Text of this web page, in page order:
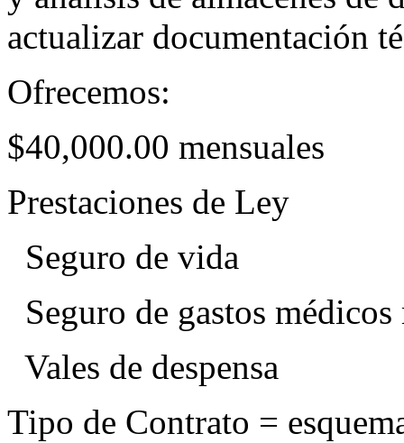
actualizar documentación
Ofrecemos:
$40,000.00 mensuales
Prestaciones de Ley
Seguro de vida
Seguro de gastos médicos
Vales de despensa
Tipo de Contrato =